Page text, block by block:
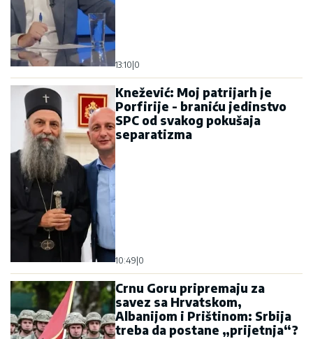
13:10|0
Knežević: Moj patrijarh je
Porfirije - braniću jedinstvo
SPC od svakog pokušaja
separatizma
10:49|0
Crnu Goru pripremaju za
savez sa Hrvatskom,
Albanijom i Prištinom: Srbija
treba da postane „prijetnja“?